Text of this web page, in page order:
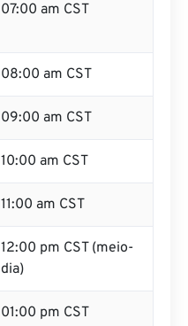
07:00 am CST
08:00 am CST
09:00 am CST
10:00 am CST
11:00 am CST
12:00 pm CST (meio-
dia)
01:00 pm CST